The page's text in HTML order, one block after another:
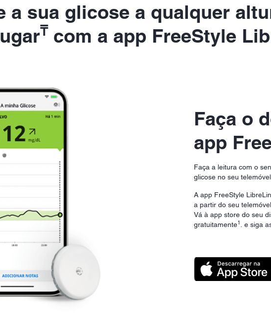
a sua glicose a qualquer
₸com a app FreeStyle
Faça o
app
Faça a leitura com o
glicose no seu telemóvel
A app FreeStyle
a partir do seu
Vá à app store do seu
gratuitamente1 . e siga